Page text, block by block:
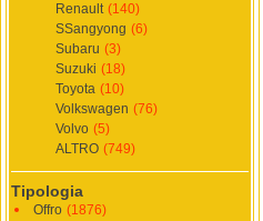
Renault (140)
SSangyong (6)
Subaru (3)
Suzuki (18)
Toyota (10)
Volkswagen (76)
Volvo (5)
ALTRO (749)
Tipologia
Offro (1876)